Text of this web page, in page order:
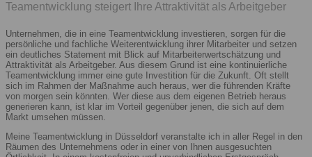
Teamentwicklung steigert Ihre Attraktivität als Arbeitgeber
Unternehmen, die in eine Teamentwicklung investieren, sorgen für die
persönliche und fachliche Weiterentwicklung ihrer Mitarbeiter und setzen
ein deutliches Statement mit Blick auf Mitarbeiterwertschätzung und
Attraktivität als Arbeitgeber. Aus diesem Grund ist eine kontinuierliche
Teamentwicklung immer eine gute Investition für die Zukunft. Oft stellt
sich im Rahmen der Maßnahme auch heraus, wer die führenden Kräfte
von morgen sein könnten. Wer diese aus dem eigenen Betrieb heraus
generieren kann, ist klar im Vorteil gegenüber jenen, die sich auf dem
Markt umsehen müssen.
Meine Teamentwicklung in Düsseldorf veranstalte ich in aller Regel in den
Räumen des Unternehmens oder in einer von Ihnen ausgesuchten